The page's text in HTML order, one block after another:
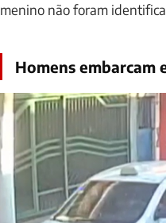
menino não foram
Homens embarcam